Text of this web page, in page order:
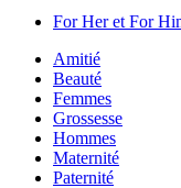
For Her et For
Amitié
Beauté
Femmes
Grossesse
Hommes
Maternité
Paternité